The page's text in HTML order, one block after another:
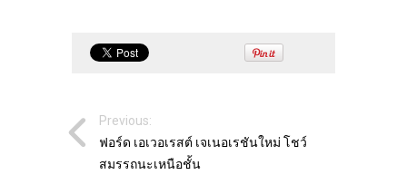
Previous:
ฟอร์ด เอเวอเรสต์ เจเนอเรชันใหม่ โชว์
สมรรถนะเหนือชั้น